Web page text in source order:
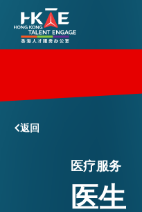
返回
医疗服务
医生